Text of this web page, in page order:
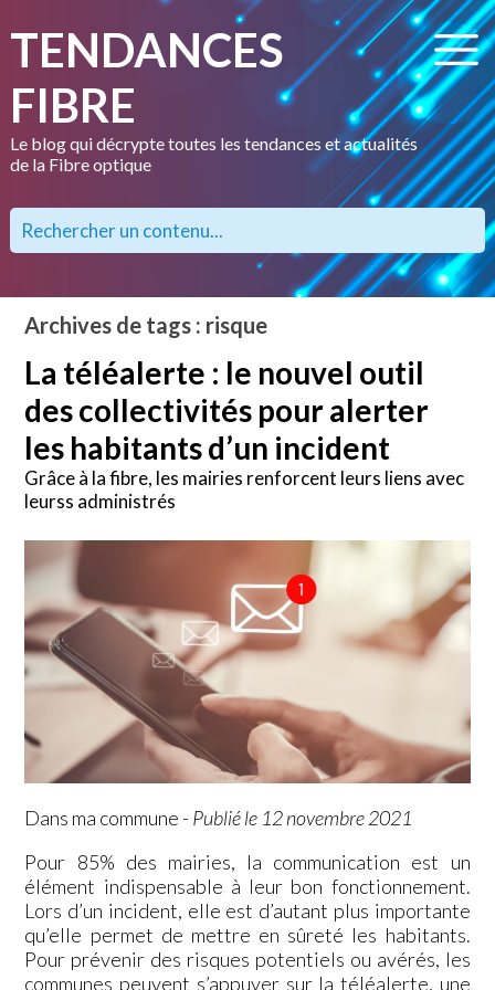
TENDANCES
FIBRE
Le blog qui décrypte toutes les tendances et actualités
de la Fibre optique
Archives de tags : risque
La téléalerte : le nouvel outil
des collectivités pour alerter
les habitants d’un incident
Grâce à la fibre, les mairies renforcent leurs liens avec
leurss administrés
Dans ma commune - Publié le 12 novembre 2021
Pour 85% des mairies, la communication est un
élément indispensable à leur bon fonctionnement.
Lors d’un incident, elle est d’autant plus importante
qu’elle permet de mettre en sûreté les habitants.
Pour prévenir des risques potentiels ou avérés, les
communes peuvent s’appuyer sur la téléalerte, une